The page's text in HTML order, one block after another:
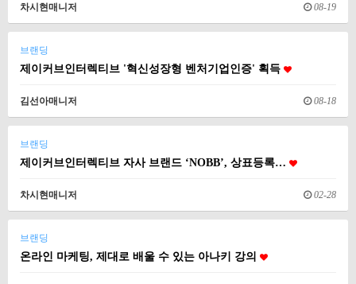
차시현매니저 08-19
브랜딩
제이커브인터렉티브 '혁신성장형 벤처기업인증' 획득
김선아매니저 08-18
브랜딩
제이커브인터렉티브 자사 브랜드 ‘NOBB’, 상표등록…
차시현매니저 02-28
브랜딩
온라인 마케팅, 제대로 배울 수 있는 아나키 강의